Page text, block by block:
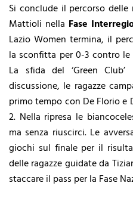
Si conclude il percorso delle
Mattioli nella Fase
Lazio Women termina, il
la sconfitta per 0-3 contro
La sfida del ‘Green
discussione, le ragazze
primo tempo con De Florio e
2. Nella ripresa le
ma senza riuscirci. Le
giochi sul finale per il
delle ragazze guidate da
staccare il pass per la Fase